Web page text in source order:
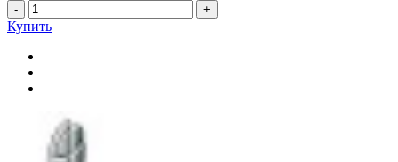
- +
Купить